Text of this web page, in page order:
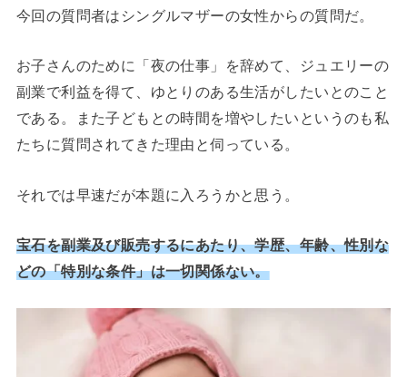
今回の質問者はシングルマザーの女性からの質問だ。
お子さんのために「夜の仕事」を辞めて、ジュエリーの
副業で利益を得て、ゆとりのある生活がしたいとのこと
である。また子どもとの時間を増やしたいというのも私
たちに質問されてきた理由と伺っている。
それでは早速だが本題に入ろうかと思う。
宝石を副業及び販売するにあたり、学歴、年齢、性別な
どの「特別な条件」は一切関係ない。